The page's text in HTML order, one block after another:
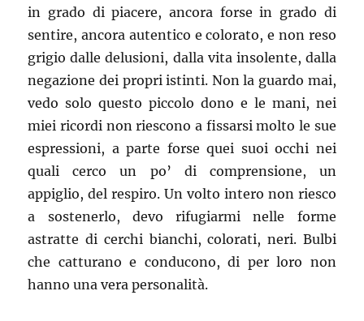
in grado di piacere, ancora forse in grado di
sentire, ancora autentico e colorato, e non reso
grigio dalle delusioni, dalla vita insolente, dalla
negazione dei propri istinti. Non la guardo mai,
vedo solo questo piccolo dono e le mani, nei
miei ricordi non riescono a fissarsi molto le sue
espressioni, a parte forse quei suoi occhi nei
quali cerco un po’ di comprensione, un
appiglio, del respiro. Un volto intero non riesco
a sostenerlo, devo rifugiarmi nelle forme
astratte di cerchi bianchi, colorati, neri. Bulbi
che catturano e conducono, di per loro non
hanno una vera personalità.